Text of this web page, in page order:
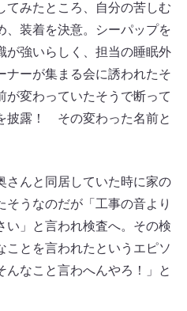
てみたところ、自分の苦しむ
、装着を決意。シーパップを
が強いらしく、担当の睡眠外
ナーが集まる会に誘われたそ
が変わっていたそうで断って
披露！ その変わった名前と
さんと同居していた時に家の
うなのだが「工事の音より
い」と言われ検査へ。その検
ことを言われたというエピソ
んなこと言わへんやろ！」と